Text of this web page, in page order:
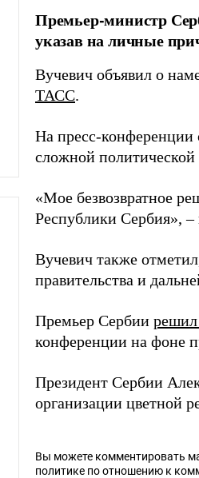
Премьер-министр
указав на личные
Вучевич объявил о
ТАСС.
На пресс-
сложной политической
«Мое безвозвратное
Республики Сербия»,
Вучевич также
правительства и
Премьер Сербии решил
конференции на фоне
Президент Сербии
организации цветной
Вы можете комментировать
политике по отношению к